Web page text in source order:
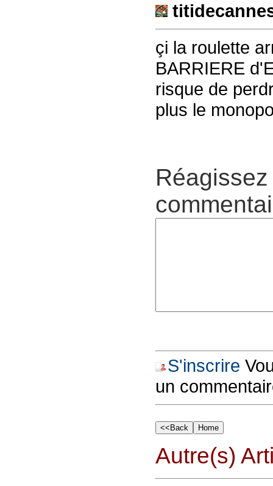
çi la roulette
BARRIERE
risque de
plus le
S'inscrire
un
Autre(s)